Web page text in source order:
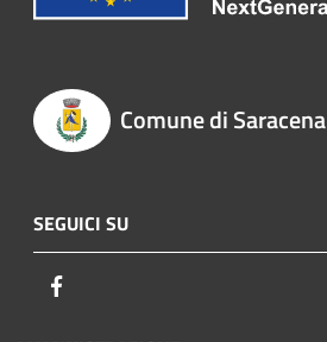
Comune di Saracena
SEGUICI SU